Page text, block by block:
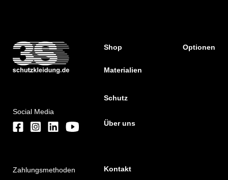
Social Media
Zahlungsmethoden
Shop Optionen
Materialien
Schutz
Über uns
Kontakt